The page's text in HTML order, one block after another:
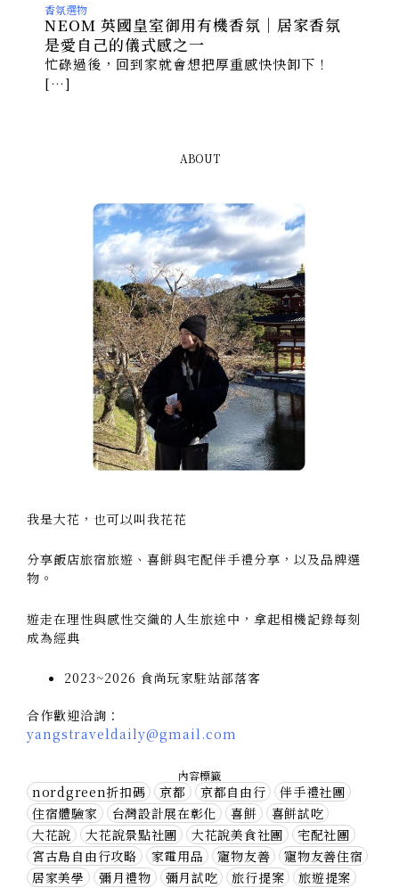
香氛選物
NEOM 英國皇室御用有機香氛｜居家香氛
是愛自己的儀式感之一
忙碌過後，回到家就會想把厚重感快快卸下！
[…]
ABOUT
我是大花，也可以叫我花花
分享飯店旅宿旅遊、喜餅與宅配伴手禮分享，以及品牌選
物。
遊走在理性與感性交織的人生旅途中，拿起相機記錄每刻
成為經典
2023~2026 食尚玩家駐站部落客
合作歡迎洽詢：
yangstraveldaily@gmail.com
內容標籤
nordgreen折扣碼 京都 京都自由行
伴手禮社團
住宿體驗家
台灣設計展在彰化 喜餅
喜餅試吃
大花說
大花說景點社團 大花說美食社團
宅配社團
宮古島自由行攻略
家電用品 寵物友善
寵物友善住宿
居家美學
彌月禮物 彌月試吃 旅行提案
旅遊提案